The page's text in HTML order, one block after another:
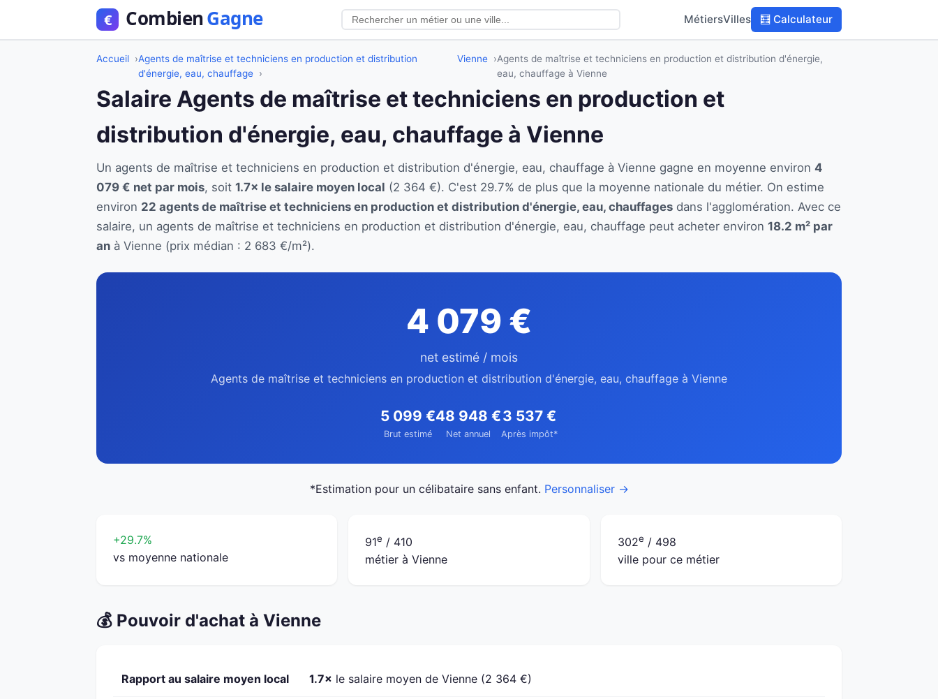
MétiersVilles 🧮 Calculateur
Accueil
Agents de maîtrise et techniciens en production et distribution
d'énergie, eau, chauffage
Vienne
Agents de maîtrise et techniciens en production et distribution d'énergie,
eau, chauffage à Vienne
Salaire Agents de maîtrise et techniciens en production et
distribution d'énergie, eau, chauffage à Vienne
Un agents de maîtrise et techniciens en production et distribution d'énergie, eau, chauffage à Vienne gagne en moyenne environ 4
079 € net par mois, soit 1.7× le salaire moyen local (2 364 €). C'est 29.7% de plus que la moyenne nationale du métier. On estime
environ 22 agents de maîtrise et techniciens en production et distribution d'énergie, eau, chauffages dans l'agglomération. Avec ce
salaire, un agents de maîtrise et techniciens en production et distribution d'énergie, eau, chauffage peut acheter environ 18.2 m² par
an à Vienne (prix médian : 2 683 €/m²).
4 079 €
net estimé / mois
Agents de maîtrise et techniciens en production et distribution d'énergie, eau, chauffage à Vienne
5 099 €
Brut estimé
48 948 €
Net annuel
3 537 €
Après impôt*
*Estimation pour un célibataire sans enfant. Personnaliser →
+29.7%
vs moyenne nationale
91e / 410
métier à Vienne
302e / 498
ville pour ce métier
💰 Pouvoir d'achat à Vienne
Rapport au salaire moyen local 1.7× le salaire moyen de Vienne (2 364 €)